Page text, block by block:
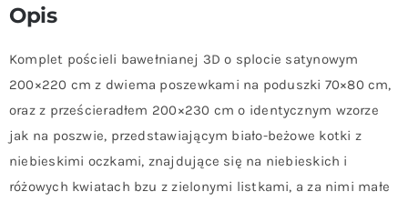
Opis
Komplet pościeli bawełnianej 3D o splocie satynowym
200×220 cm z dwiema poszewkami na poduszki 70×80 cm,
oraz z prześcieradłem 200×230 cm o identycznym wzorze
jak na poszwie, przedstawiającym biało-beżowe kotki z
niebieskimi oczkami, znajdujące się na niebieskich i
różowych kwiatach bzu z zielonymi listkami, a za nimi małe